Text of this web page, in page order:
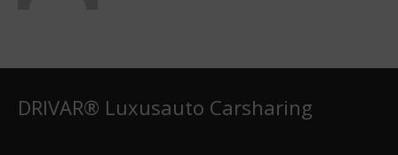
DRIVAR® Luxusauto Carsharing